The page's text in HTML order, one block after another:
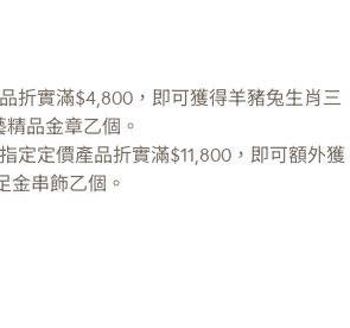
折實滿$4,800，即可獲得羊豬兔生肖三
品金章乙個。
定定價產品折實滿$11,800，即可額外獲
金串飾乙個。